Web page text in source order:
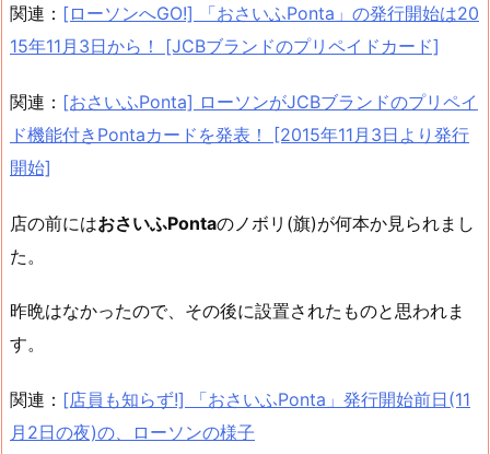
関連： [ローソンへGO!] 「おさいふPonta」の発行開始は20
15年11月3日から！ [JCBブランドのプリペイドカード]
関連： [おさいふPonta] ローソンがJCBブランドのプリペイ
ド機能付きPontaカードを発表！ [2015年11月3日より発行
開始]
店の前にはおさいふPontaのノボリ(旗)が何本か見られまし
た。
昨晩はなかったので、その後に設置されたものと思われま
す。
関連： [店員も知らず!] 「おさいふPonta」発行開始前日(11
月2日の夜)の、ローソンの様子